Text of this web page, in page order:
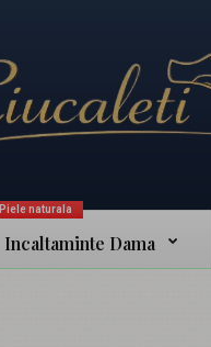
Incaltaminte Dama
Piele naturala